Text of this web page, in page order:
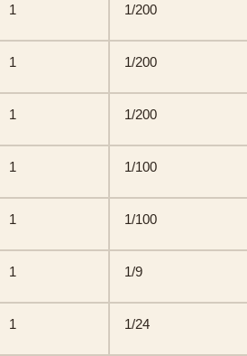
1 1/200
1 1/200
1 1/200
1 1/100
1 1/100
1 1/9
1 1/24